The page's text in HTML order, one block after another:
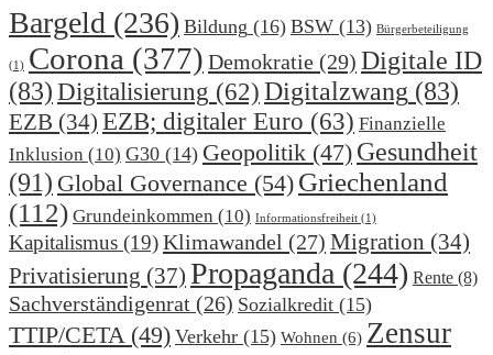
Bargeld (236) Bildung (16) BSW (13) Bürgerbeteiligung
(1) Corona (377) Demokratie (29) Digitale ID
(83) Digitalisierung (62) Digitalzwang (83)
EZB (34) EZB; digitaler Euro (63) Finanzielle
Inklusion (10) G30 (14) Geopolitik (47) Gesundheit
(91) Global Governance (54) Griechenland
(112) Grundeinkommen (10) Informationsfreiheit (1)
Kapitalismus (19)Klimawandel (27) Migration (34)
Privatisierung (37) Propaganda (244) Rente (8)
Sachverständigenrat (26) Sozialkredit (15)
TTIP/CETA(49) Verkehr (15) Wohnen (6) Zensur